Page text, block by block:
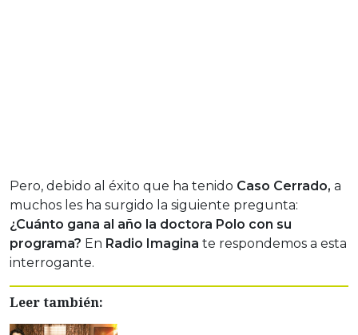
Pero, debido al éxito que ha tenido Caso Cerrado, a
muchos les ha surgido la siguiente pregunta:
¿Cuánto gana al año la doctora Polo con su
programa? En Radio Imagina te respondemos a esta
interrogante.
Leer también: